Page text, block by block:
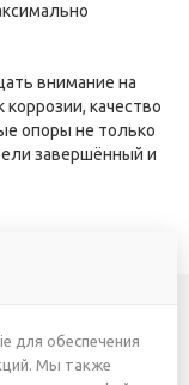
внимание на
коррозии, качество
опоры не только
завершённый и
для обеспечения
Мы также